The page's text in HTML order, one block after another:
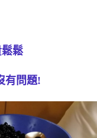
鬆
有問題!